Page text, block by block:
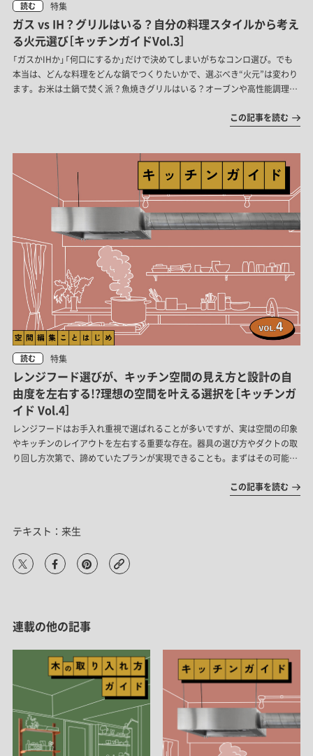
読む 特集
ガス vs IH？グリルはいる？自分の料理スタイルから考え
る火元選び［キッチンガイドVol.3］
「ガスかIHか」「何口にするか」だけで決めてしまいがちなコンロ選び。でも
本当は、どんな料理をどんな鍋でつくりたいかで、選ぶべき“火元”は変わり
ます。お米は土鍋で焚く派？魚焼きグリルはいる？オーブンや高性能調理家
この記事を読む
読む 特集
レンジフード選びが、キッチン空間の見え方と設計の自
由度を左右する!?理想の空間を叶える選択を［キッチンガ
イド Vol.4］
レンジフードはお手入れ重視で選ばれることが多いですが、実は空間の印象
やキッチンのレイアウトを左右する重要な存在。器具の選び方やダクトの取
り回し方次第で、諦めていたプランが実現できることも。まずはその可能性
この記事を読む
テキスト：来生
連載の他の記事